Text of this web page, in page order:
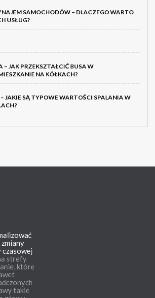
SAMOCHODÓW – DLACZEGO WARTO
USŁUG?
– JAK PRZEKSZTAŁCIĆ BUSA W
NA KÓŁKACH?
– JAKIE SĄ TYPOWE WARTOŚCI SPALANIA W
strefy
które
takie